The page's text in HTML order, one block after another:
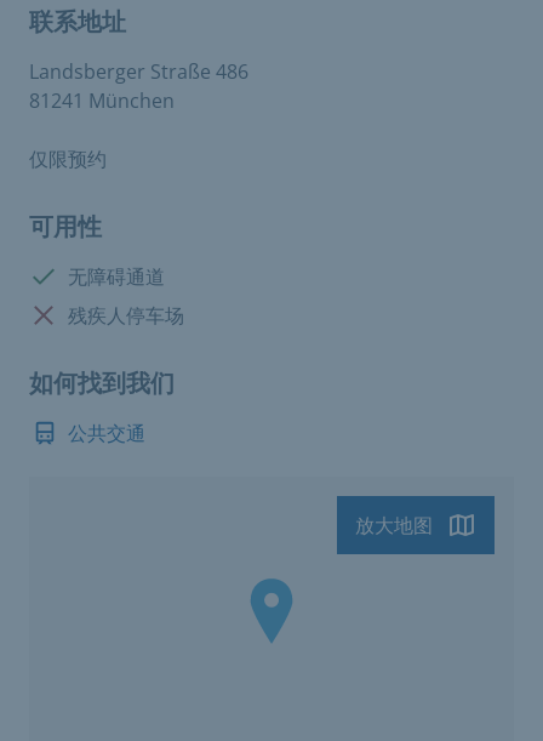
联系地址
Landsberger Straße 486
81241 München
仅限预约
可用性
有:
无障碍通道
没有:残疾人停车场
如何找到我们
公共交通
放大地图